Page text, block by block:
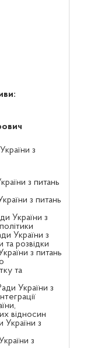
з
з питань
з питань
України з
України з
розвідки
з питань
та
України з
відносин
України з
з